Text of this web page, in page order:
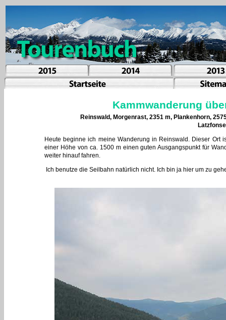
Kammwanderung
Reinswald, Morgenrast, 2351 m, Plankenhorn,
Heute beginne ich meine Wanderung in Reinswald. Dieser Ort
einer Höhe von ca. 1500 m einen guten Ausgangspunkt für
weiter hinauf fahren.
Ich benutze die Seilbahn natürlich nicht. Ich bin ja hier um zu